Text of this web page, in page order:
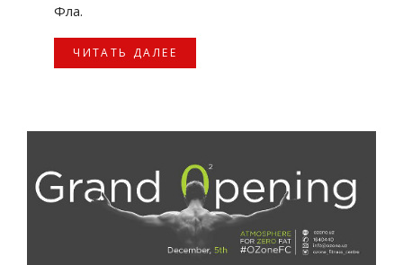
Фла.
ЧИТАТЬ ДАЛЕЕ